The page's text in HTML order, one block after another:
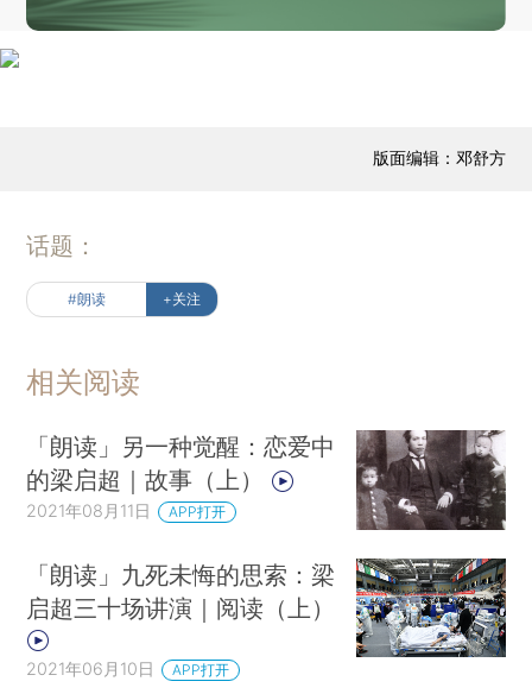
版面编辑：邓舒方
话题：
#朗读 +关注
相关阅读
「朗读」另一种觉醒：恋爱中
的梁启超｜故事（上）
2021年08月11日 APP打开
「朗读」九死未悔的思索：梁
启超三十场讲演｜阅读（上）
2021年06月10日 APP打开